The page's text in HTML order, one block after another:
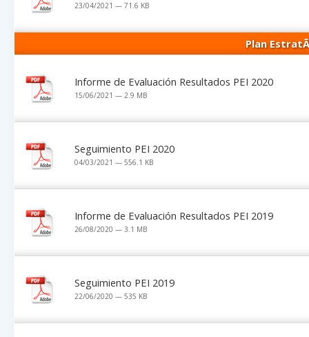
23/04/2021 — 71.6 KB
Plan
Informe de Evaluación Resultados PEI 2020
15/06/2021 — 2.9 MB
Seguimiento PEI 2020
04/03/2021 — 556.1 KB
Informe de Evaluación Resultados PEI 2019
26/08/2020 — 3.1 MB
Seguimiento PEI 2019
22/06/2020 — 535 KB